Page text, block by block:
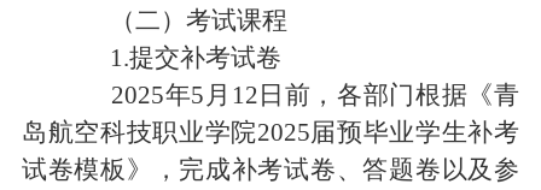
（二）考试课程
1.提交补考试卷
2025年5月12日前，各部门根据《青
岛航空科技职业学院2025届预毕业学生补考
试卷模板》，完成补考试卷、答题卷以及参